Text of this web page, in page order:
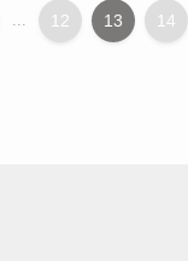
12 13 14